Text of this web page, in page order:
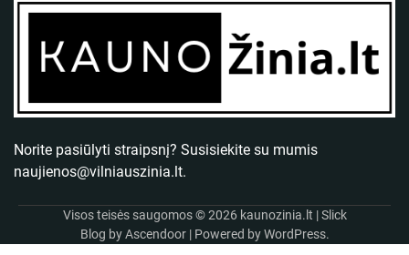
Norite pasiūlyti straipsnį? Susisiekite su mumis
naujienos@vilniauszinia.lt.
Visos teisės saugomos © 2026 kaunozinia.lt | Slick
Blog byAscendoor| Powered byWordPress.